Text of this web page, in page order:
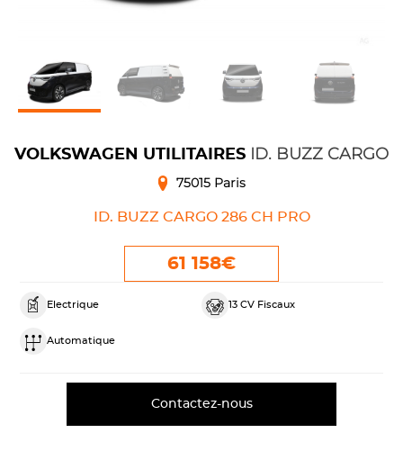
VOLKSWAGEN UTILITAIRES ID. BUZZ CARGO
ID. BUZZ CARGO 286 CH PRO
75015 Paris
Electrique 13 CV Fiscaux
Automatique
61 158€
Contactez-nous